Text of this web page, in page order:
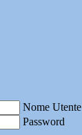
Nome Utente
Password